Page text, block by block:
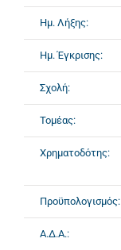
Ημ. Λήξης:
Ημ. Έγκρισης:
Σχολή:
Τομέας:
Χρηματοδότης:
Προϋπολογισμός:
Α.Δ.Α.: